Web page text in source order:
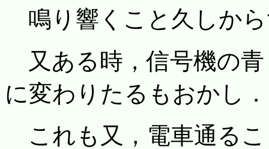
鳴り響くこと久しか
又ある時，信号機の
に変わりたるもおかし．
これも又，電車通る